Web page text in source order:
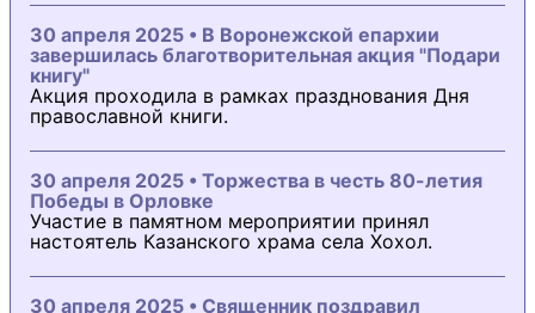
30 апреля 2025 • В Воронежской епархии
завершилась благотворительная акция "Подари
книгу"
Акция проходила в рамках празднования Дня
православной книги.
30 апреля 2025 • Торжества в честь 80-летия
Победы в Орловке
Участие в памятном мероприятии принял
настоятель Казанского храма села Хохол.
30 апреля 2025 • Священник поздравил